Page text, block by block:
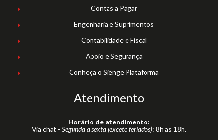
Contas a Pagar
Engenharia e Suprimentos
Contabilidade e Fiscal
Apoio e Segurança
Conheça o Sienge Plataforma
Atendimento
Horário de atendimento:
Via chat - Segunda a sexta (exceto feriados): 8h as 18h.